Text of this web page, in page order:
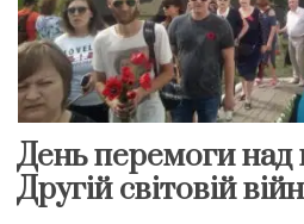
День перемоги
Другій світовій